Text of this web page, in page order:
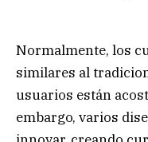
Normalmente, los
similares al
usuarios están
embargo, varios